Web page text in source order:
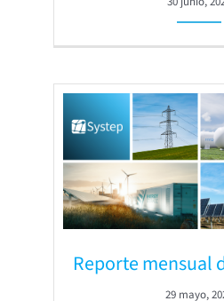
Reporte mensual
29 mayo,